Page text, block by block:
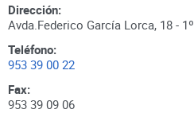
Dirección:
Avda.Federico García Lorca, 18 - 1º
Teléfono:
953 39 00 22
Fax:
953 39 09 06